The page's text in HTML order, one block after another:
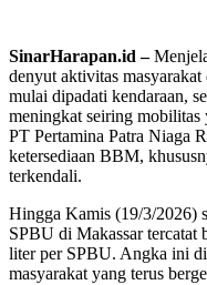
SinarHarapan.id –
denyut aktivitas
mulai dipadati kendaraan,
meningkat seiring
PT Pertamina Patra Niaga
ketersediaan BBM,
terkendali.
Hingga Kamis (19/3/2026)
SPBU di Makassar tercatat
liter per SPBU. Angka ini
masyarakat yang terus